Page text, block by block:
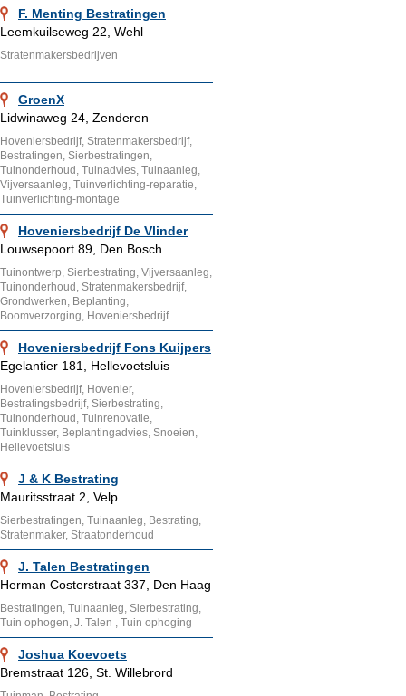
F. Menting Bestratingen
Leemkuilseweg 22, Wehl
Stratenmakersbedrijven
GroenX
Lidwinaweg 24, Zenderen
Hoveniersbedrijf, Stratenmakersbedrijf,
Bestratingen, Sierbestratingen,
Tuinonderhoud, Tuinadvies, Tuinaanleg,
Vijversaanleg, Tuinverlichting-reparatie,
Tuinverlichting-montage
Hoveniersbedrijf De Vlinder
Louwsepoort 89, Den Bosch
Tuinontwerp, Sierbestrating, Vijversaanleg,
Tuinonderhoud, Stratenmakersbedrijf,
Grondwerken, Beplanting,
Boomverzorging, Hoveniersbedrijf
Hoveniersbedrijf Fons Kuijpers
Egelantier 181, Hellevoetsluis
Hoveniersbedrijf, Hovenier,
Bestratingsbedrijf, Sierbestrating,
Tuinonderhoud, Tuinrenovatie,
Tuinklusser, Beplantingadvies, Snoeien,
Hellevoetsluis
J & K Bestrating
Mauritsstraat 2, Velp
Sierbestratingen, Tuinaanleg, Bestrating,
Stratenmaker, Straatonderhoud
J. Talen Bestratingen
Herman Costerstraat 337, Den Haag
Bestratingen, Tuinaanleg, Sierbestrating,
Tuin ophogen, J. Talen , Tuin ophoging
Joshua Koevoets
Bremstraat 126, St. Willebrord